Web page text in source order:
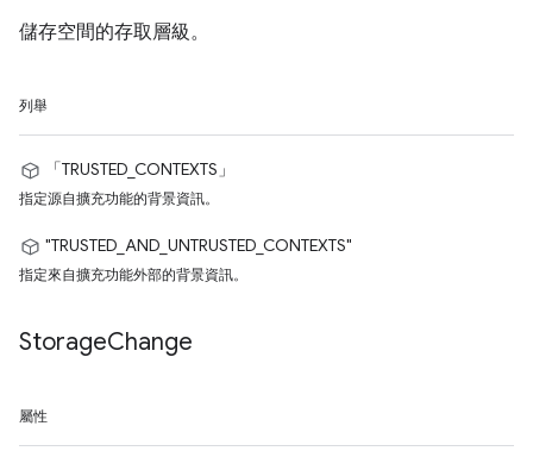
儲存空間的存取層級。
列舉
「TRUSTED_CONTEXTS」
指定源自擴充功能的背景資訊。
"TRUSTED_AND_UNTRUSTED_CONTEXTS"
指定來自擴充功能外部的背景資訊。
StorageChange
屬性